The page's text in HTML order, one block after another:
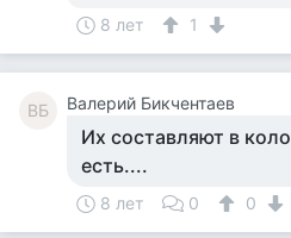
8 лет 1
ВБ Валерий Бикчентаев
Их составляют в
есть....
8 лет 0 0